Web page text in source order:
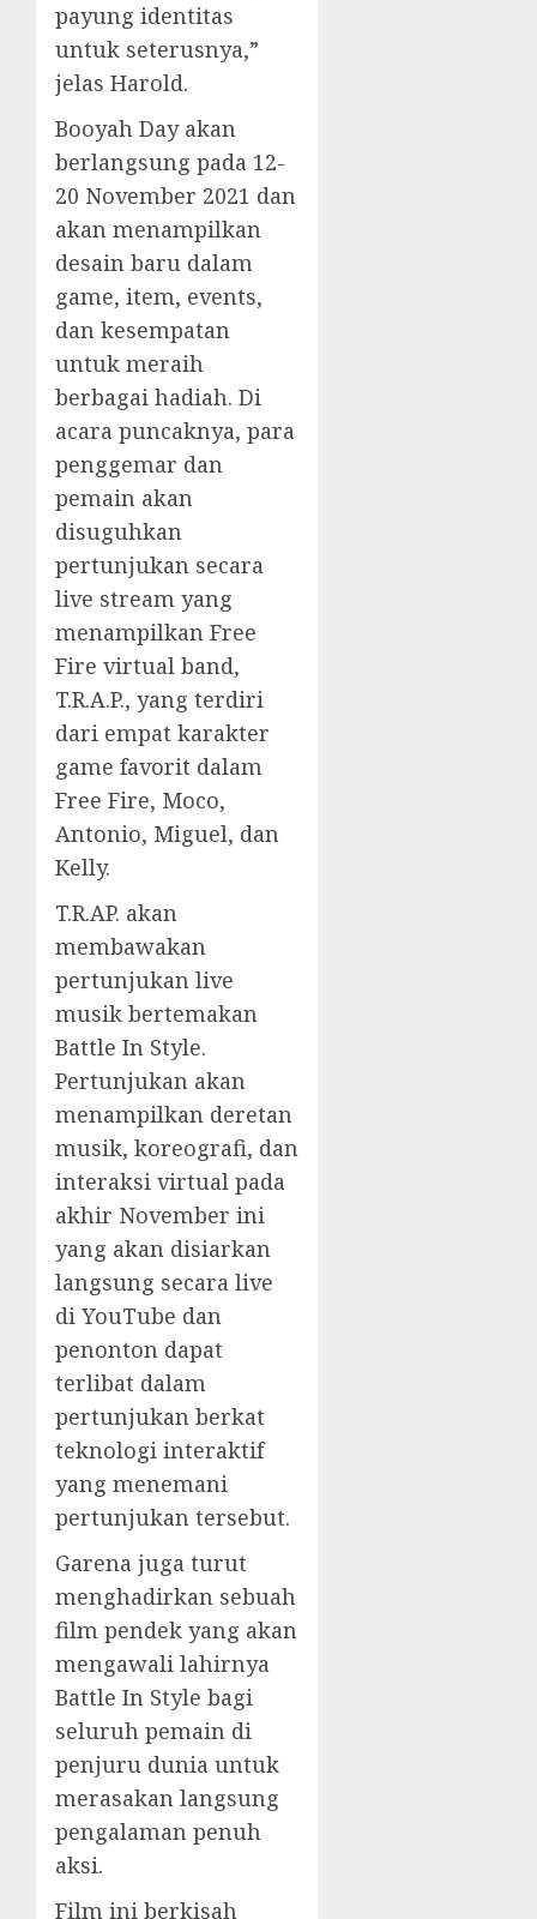
payung identitas
untuk seterusnya,”
jelas Harold.
Booyah Day akan
berlangsung pada 12-
20 November 2021 dan
akan menampilkan
desain baru dalam
game, item, events,
dan kesempatan
untuk meraih
berbagai hadiah. Di
acara puncaknya, para
penggemar dan
pemain akan
disuguhkan
pertunjukan secara
live stream yang
menampilkan Free
Fire virtual band,
T.R.A.P., yang terdiri
dari empat karakter
game favorit dalam
Free Fire, Moco,
Antonio, Miguel, dan
Kelly.
T.R.AP. akan
membawakan
pertunjukan live
musik bertemakan
Battle In Style.
Pertunjukan akan
menampilkan deretan
musik, koreografi, dan
interaksi virtual pada
akhir November ini
yang akan disiarkan
langsung secara live
di YouTube dan
penonton dapat
terlibat dalam
pertunjukan berkat
teknologi interaktif
yang menemani
pertunjukan tersebut.
Garena juga turut
menghadirkan sebuah
film pendek yang akan
mengawali lahirnya
Battle In Style bagi
seluruh pemain di
penjuru dunia untuk
merasakan langsung
pengalaman penuh
aksi.
Film ini berkisah